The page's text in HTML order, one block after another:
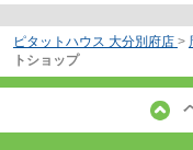
ピタットハウス 大分別府店 >
トショップ